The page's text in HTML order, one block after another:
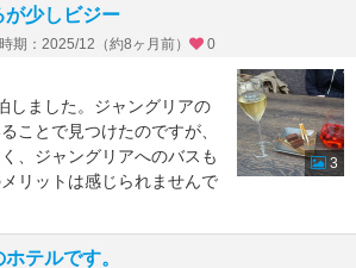
が少しビジー
期：2025/12（約8ヶ月前） 0
しました。ジャングリアの
ことで見つけたのですが、
、ジャングリアへのバスも
リットは感じられませんで
3
テルです。